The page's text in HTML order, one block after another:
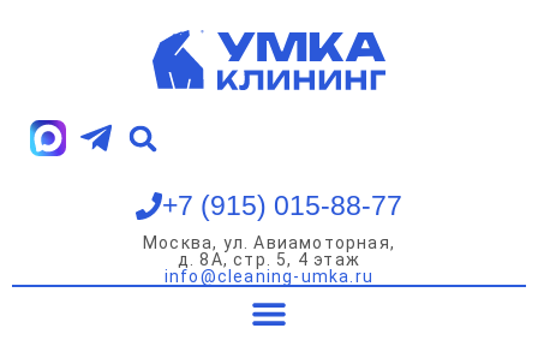
+7 (915) 015-88-77
Москва, ул. Авиамоторная,
д. 8А, стр. 5, 4 этаж
info@cleaning-umka.ru